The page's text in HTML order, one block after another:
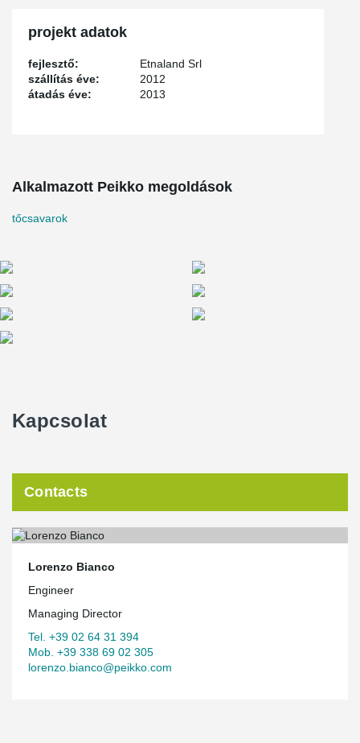
projekt adatok
fejlesztő:
Etnaland Srl
szállítás éve:
2012
átadás éve:
2013
Alkalmazott Peikko megoldások
tőcsavarok
Kapcsolat
Contacts
Lorenzo Bianco
Engineer
Managing Director
Tel. +39 02 64 31 394
Mob. +39 338 69 02 305
lorenzo.bianco@peikko.com